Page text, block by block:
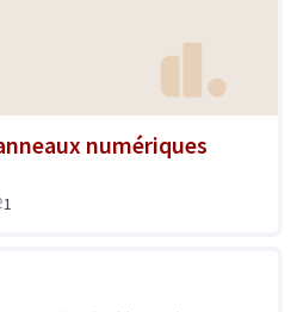
numériques
1